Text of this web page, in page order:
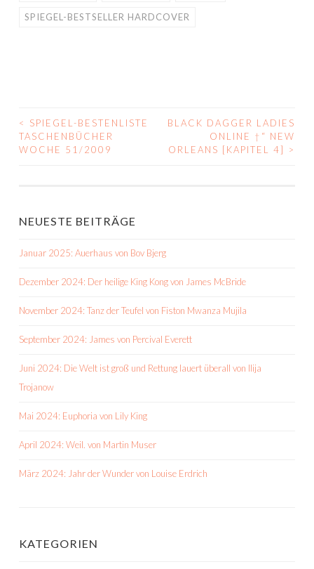
SPIEGEL-BESTSELLER HARDCOVER
BEITRAGS-
NAVIGATION
<
SPIEGEL-BESTENLISTE
TASCHENBÜCHER
WOCHE 51/2009
BLACK DAGGER LADIES
ONLINE †“ NEW
ORLEANS [KAPITEL 4]
>
NEUESTE BEITRÄGE
Januar 2025: Auerhaus von Bov Bjerg
Dezember 2024: Der heilige King Kong von James McBride
November 2024: Tanz der Teufel von Fiston Mwanza Mujila
September 2024: James von Percival Everett
Juni 2024: Die Welt ist groß und Rettung lauert überall von Ilija
Trojanow
Mai 2024: Euphoria von Lily King
April 2024: Weil. von Martin Muser
März 2024: Jahr der Wunder von Louise Erdrich
KATEGORIEN